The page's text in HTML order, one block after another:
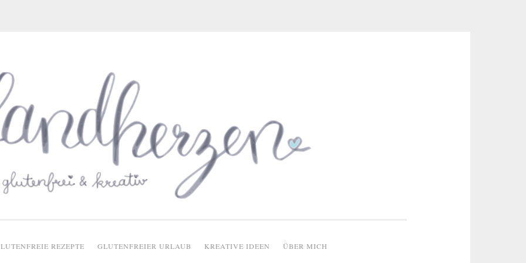
REZEPTE GLUTENFREIER URLAUB KREATIVE IDEEN ÜBER MICH